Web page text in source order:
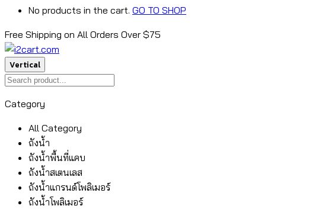
No products in the cart. GO TO SHOP
Free Shipping on All Orders Over $75
Vertical
Category
All Category
ถังน้ำ
ถังน้ำพื้นที่แคบ
ถังน้ำสเตนเลส
ถังน้ำแกรนด์โพลิเมอร์
ถังน้ำโพลิเมอร์